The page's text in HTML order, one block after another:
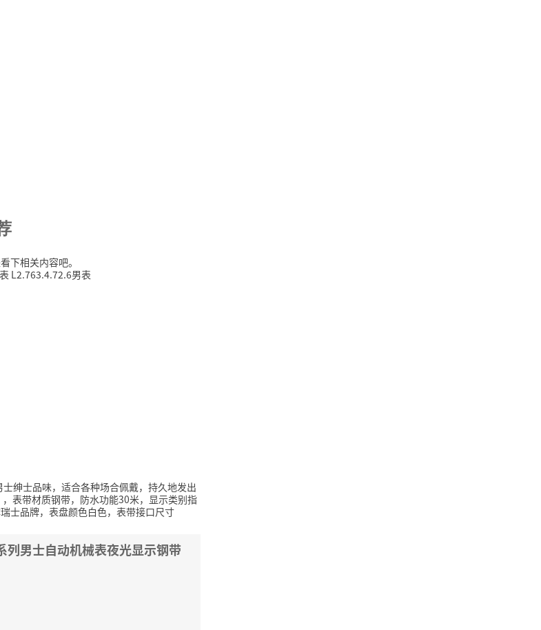
下相关内容吧。
L2.763.4.72.6男表
绅士品味，适合各种场合佩戴，持久地发出
表带材质钢带，防水功能30米，显示类别指
士品牌，表盘颜色白色，表带接口尺寸
男士自动机械表夜光显示钢带